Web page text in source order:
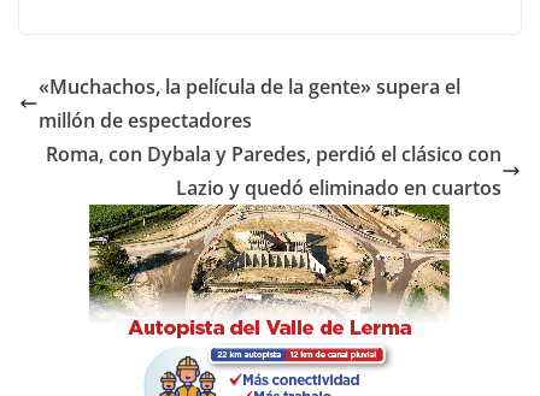
e
b
o
o
k
er s
A
p
p
p
ar
tir
«Muchachos, la película de la gente» supera el
millón de espectadores
Roma, con Dybala y Paredes, perdió el clásico con
Lazio y quedó eliminado en cuartos